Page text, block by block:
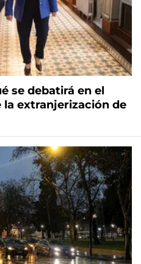
se debatirá en el
la extranjerización de